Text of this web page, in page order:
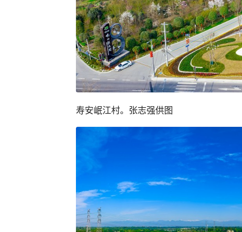
寿安岷江村。张志强供图